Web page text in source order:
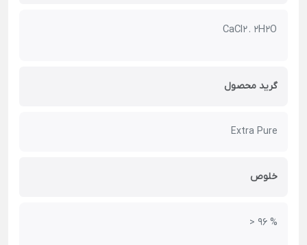
CaCl2 . 2H2O
گرید محصول
Extra Pure
خلوص
> 96 %